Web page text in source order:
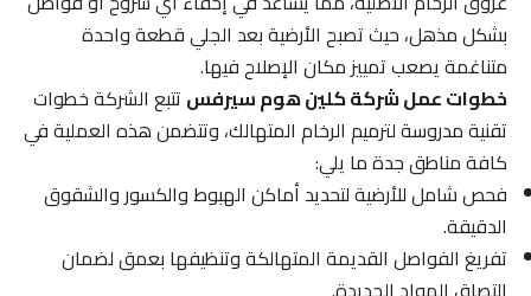
بشكل مذهل، حيث تصبح الأرضية بعد الجلي قطعة واحدة
متناغمة يصعب تمييز مكان الإصلاح فيها.
خطوات عمل شركة كلين هوم سيرفستتبع الشركة خطوات
تقنية مدروسة لترميم الرخام المتهالك، وتتضمن هذه العملية في
كافة مناطق جدة ما يلي:
فحص شامل للأرضية لتحديد أماكن الهبوط والكسور والشقوق
الدقيقة.
تفريغ الفواصل القديمة المتهالكة وتنظيفها بعمق لضمان